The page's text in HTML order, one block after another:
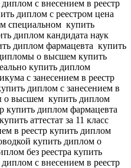
с внесением в реестр
диплом с реестром цена
специальном купить
диплом кандидата наук
диплом фармацевта купить
о высшем купить
купить диплом
с занесением в реестр
диплом с занесением в
о высшем купить диплом
купить диплом фармацевта
аттестат за 11 класс
в реестр купить диплом
купить диплом о
без реестра купить
с внесением в реестр